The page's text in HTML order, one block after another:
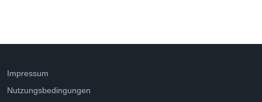
Impressum
Nutzungsbedingungen